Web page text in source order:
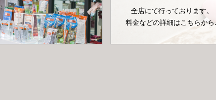
全店にて行っております。
料金などの詳細はこちらから